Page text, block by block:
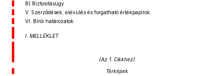
B) Biztositásügy
V. Szerződések, elévülés és forgatható értékpapírok.
VI. Bírói határozatok.
I. MELLÉKLET
(Az 1. Cikkhez)
Térképek